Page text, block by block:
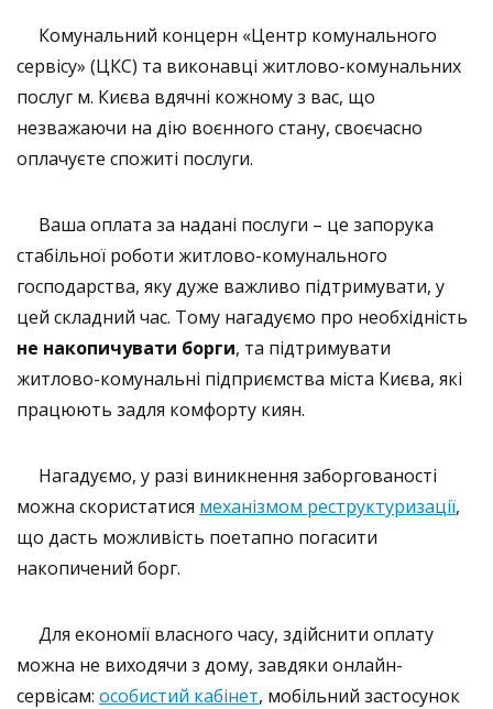
Комунальний концерн «Центр комунального
сервісу» (ЦКС) та виконавці житлово-комунальних
послуг м. Києва вдячні кожному з вас, що
незважаючи на дію воєнного стану, своєчасно
оплачуєте спожиті послуги.
Ваша оплата за надані послуги – це запорука
стабільної роботи житлово-комунального
господарства, яку дуже важливо підтримувати, у
цей складний час. Тому нагадуємо про необхідність
не накопичувати борги, та підтримувати
житлово-комунальні підприємства міста Києва, які
працюють задля комфорту киян.
Нагадуємо, у разі виникнення заборгованості
можна скористатися механізмом реструктуризації,
що дасть можливість поетапно погасити
накопичений борг.
Для економії власного часу, здійснити оплату
можна не виходячи з дому, завдяки онлайн-
сервісам: особистий кабінет, мобільний застосунок